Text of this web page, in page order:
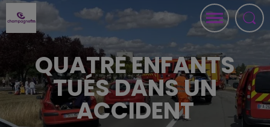
QUATRE ENFANTS
TUÉS DANS UN
ACCIDENT